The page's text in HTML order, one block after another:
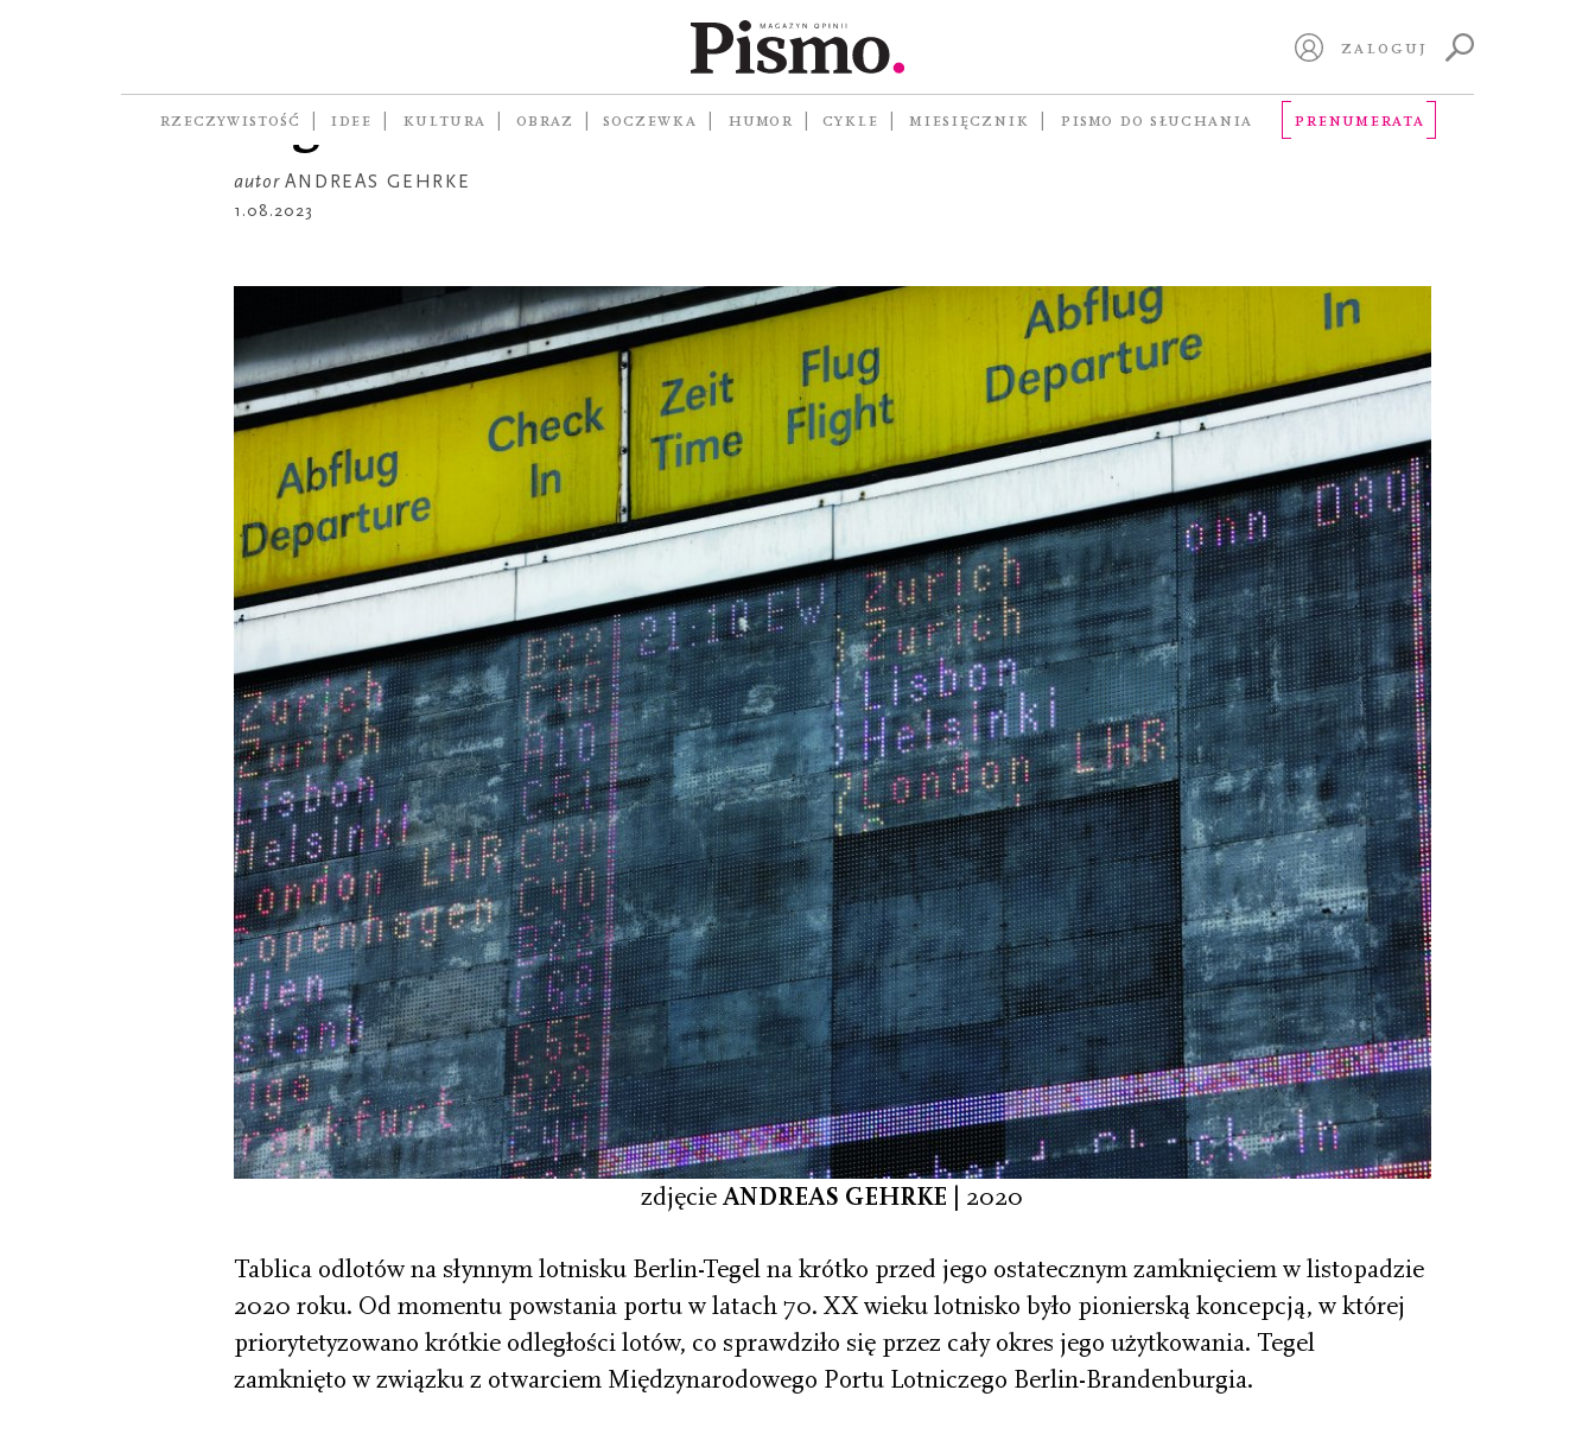
ZALOGUJ
RZECZYWISTOŚĆ IDEE KULTURA OBRAZ SOCZEWKA HUMOR CYKLE MIESIĘCZNIK PISMO DO SŁUCHANIA PRENUMERATA
Tegel
autor ANDREAS GEHRKE
1.08.2023
zdjęcieANDREAS GEHRKE | 2020
Tablica odlotów na słynnym lotnisku Berlin-Tegel na krótko przed jego ostatecznym zamknięciem w listopadzie
2020 roku. Od momentu powstania portu w latach 70. XX wieku lotnisko było pionierską koncepcją, w której
priorytetyzowano krótkie odległości lotów, co sprawdziło się przez cały okres jego użytkowania. Tegel
zamknięto w związku z otwarciem Międzynarodowego Portu Lotniczego Berlin-Brandenburgia.